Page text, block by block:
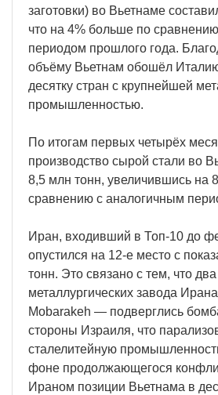
заготовки) во Вьетнаме
что на 4% больше по
периодом прошлого года.
объёму Вьетнам обошёл
десятку стран с крупнейшей
промышленностью.
По итогам первых четырёх
производство сырой стали во
8,5 млн тонн, увеличившись на
сравнению с аналогичным
Иран, входивший в Топ-10 до
опустился на 12-е место с
тонн. Это связано с тем, что два
металлургических завода
Mobarakeh — подверглись
стороны Израиля, что
сталелитейную
фоне продолжающегося
Ираном позиции Вьетнама в